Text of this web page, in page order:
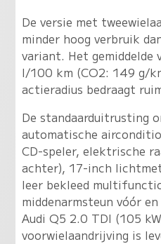
De versie met
minder hoog verbruik
variant. Het gemiddelde
l/100 km (CO2: 149 g/
actieradius bedraagt
De standaarduitrusting
automatische
CD-speler, elektrische
achter), 17-inch
leer bekleed
middenarmsteun vóór
Audi Q5 2.0 TDI (105
voorwielaandrijving is